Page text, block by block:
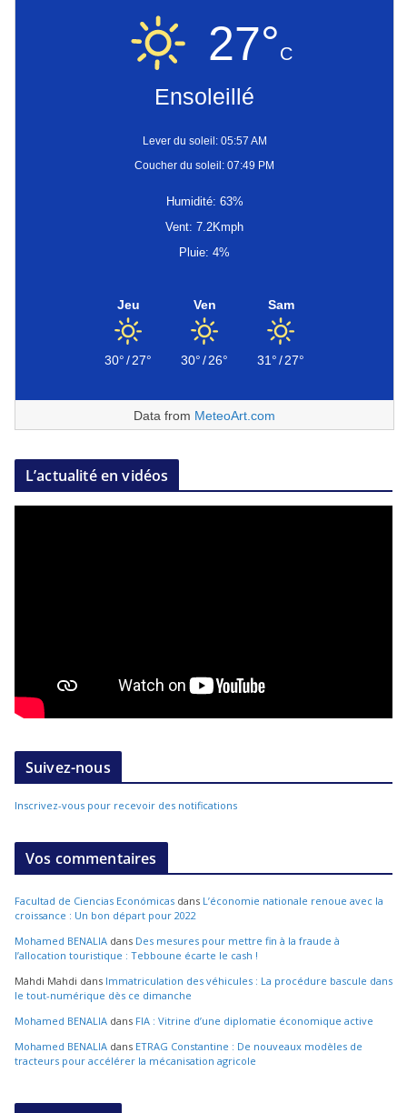
27°C
Ensoleillé
Lever du soleil: 05:57 AM
Coucher du soleil: 07:49 PM
Humidité: 63%
Vent: 7.2Kmph
Pluie: 4%
Jeu
30°/27°
Ven
30°/26°
Sam
31°/27°
Data from MeteoArt.com
L’actualité en vidéos
Suivez-nous
Inscrivez-vous pour recevoir des notifications
Vos commentaires
Facultad de Ciencias Económicas dans L’économie nationale renoue avec la
croissance : Un bon départ pour 2022
Mohamed BENALIA dans Des mesures pour mettre fin à la fraude à
l’allocation touristique : Tebboune écarte le cash !
Mahdi Mahdi dans Immatriculation des véhicules : La procédure bascule dans
le tout-numérique dès ce dimanche
Mohamed BENALIA dans FIA : Vitrine d’une diplomatie économique active
Mohamed BENALIA dans ETRAG Constantine : De nouveaux modèles de
tracteurs pour accélérer la mécanisation agricole